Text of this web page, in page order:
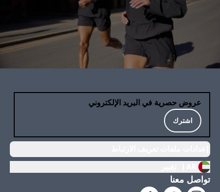
عروض حصرية في البريد الإلكتروني
اشترك
تواصل معنا